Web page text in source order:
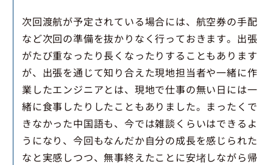
次回渡航が予定されている場合には、航空券の手配
など次回の準備を抜かりなく行っておきます。出張
がたび重なったり長くなったりすることもあります
が、出張を通じて知り合えた現地担当者や一緒に作
業したエンジニアとは、現地で仕事の無い日には一
緒に食事したりしたこともありました。まったくで
きなかった中国語も、今では雑談くらいはできるよ
うになり、今回もなんだか自分の成長を感じられた
なと実感しつつ、無事終えたことに安堵しながら帰